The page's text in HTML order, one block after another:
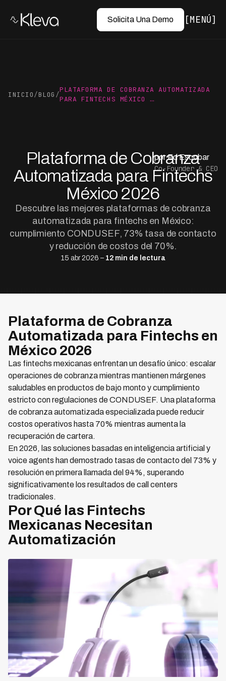
Solicita Una Demo MENÚ
INICIO/BLOG /
PLATAFORMA DE COBRANZA AUTOMATIZADA
PARA FINTECHS MÉXICO …
Plataforma de Cobranza
Automatizada para Fintechs
México 2026
Descubre las mejores plataformas de cobranza
automatizada para fintechs en México:
cumplimiento CONDUSEF, 73% tasa de contacto
y reducción de costos del 70%.
15 abr 2026 – 12 min de lectura
por Ed Escobar
Co-Founder & CEO
Plataforma de Cobranza
Automatizada para Fintechs en
México 2026
Las fintechs mexicanas enfrentan un desafío único: escalar
operaciones de cobranza mientras mantienen márgenes
saludables en productos de bajo monto y cumplimiento
estricto con regulaciones de CONDUSEF. Una plataforma
de cobranza automatizada especializada puede reducir
costos operativos hasta 70% mientras aumenta la
recuperación de cartera.
En 2026, las soluciones basadas en inteligencia artificial y
voice agents han demostrado tasas de contacto del 73% y
resolución en primera llamada del 94%, superando
significativamente los resultados de call centers
tradicionales.
Por Qué las Fintechs
Mexicanas Necesitan
Automatización